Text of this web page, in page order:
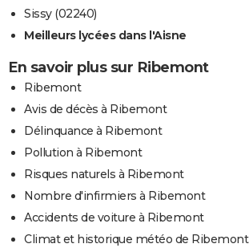
Sissy (02240)
Meilleurs lycées dans l'Aisne
En savoir plus sur Ribemont
Ribemont
Avis de décès à Ribemont
Délinquance à Ribemont
Pollution à Ribemont
Risques naturels à Ribemont
Nombre d'infirmiers à Ribemont
Accidents de voiture à Ribemont
Climat et historique météo de Ribemont